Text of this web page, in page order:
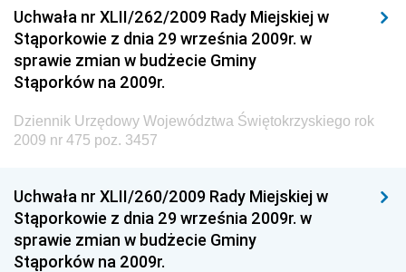
Drogowego
Dziennik Urzędowy Narodowego Banku Polskiego
Dziennik Urzędowy Komendy Głównej Policji
Społecznej
Dziennik Urzędowy Ministra Rozwoju i Technologii
Dziennik Urzędowy Ministra Spraw Zagranicznych
Dziennik Urzędowy Centralnego Biura
Uchwała nr XLII/262/2009 Rady Miejskiej w
Stąporkowie z dnia 29 września 2009r. w
sprawie zmian w budżecie Gminy
Stąporków na 2009r.
Dziennik Urzędowy Województwa Świętokrzyskiego rok
2009 nr 475 poz. 3457
Uchwała nr XLII/260/2009 Rady Miejskiej w
Stąporkowie z dnia 29 września 2009r. w
sprawie zmian w budżecie Gminy
Stąporków na 2009r.